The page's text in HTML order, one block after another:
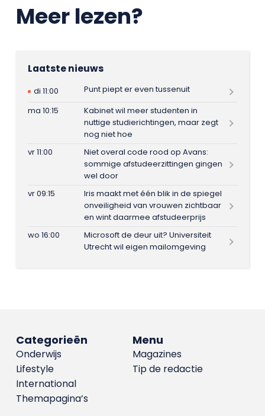
Meer lezen?
Laatste nieuws
di 11:00
Punt piept er even tussenuit
ma 10:15
Kabinet wil meer studenten in
nuttige studierichtingen, maar zegt
nog niet hoe
vr 11:00
Niet overal code rood op Avans:
sommige afstudeerzittingen gingen
wel door
vr 09:15
Iris maakt met één blik in de spiegel
onveiligheid van vrouwen zichtbaar
en wint daarmee afstudeerprijs
wo 16:00
Microsoft de deur uit? Universiteit
Utrecht wil eigen mailomgeving
Menu
Magazines
Tip de redactie
Categorieën
Onderwijs
Lifestyle
International
Themapagina’s